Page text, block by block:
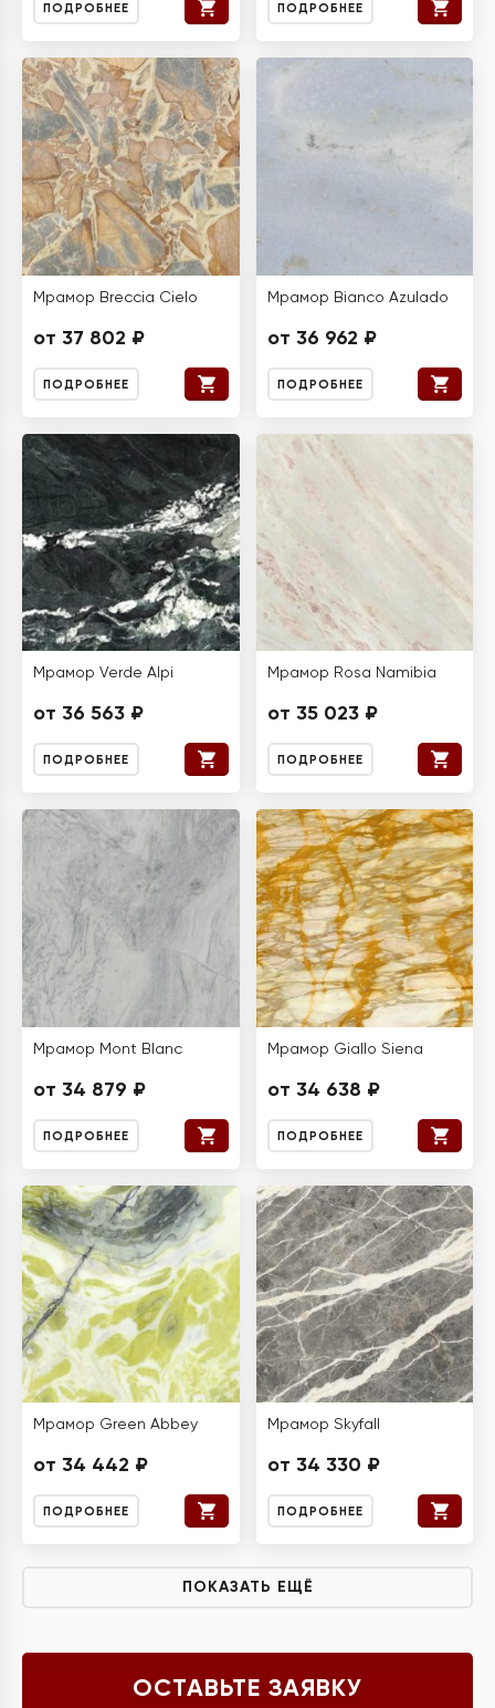
ПОДРОБНЕЕ ПОДРОБНЕЕ
Мрамор Breccia Cielo
от 37 802 ₽
ПОДРОБНЕЕ
Мрамор Bianco Azulado
от 36 962 ₽
ПОДРОБНЕЕ
Мрамор Verde Alpi
от 36 563 ₽
ПОДРОБНЕЕ
Мрамор Rosa Namibia
от 35 023 ₽
ПОДРОБНЕЕ
Мрамор Mont Blanc
от 34 879 ₽
ПОДРОБНЕЕ
Мрамор Giallo Siena
от 34 638 ₽
ПОДРОБНЕЕ
Мрамор Green Abbey
от 34 442 ₽
ПОДРОБНЕЕ
Мрамор Skyfall
от 34 330 ₽
ПОДРОБНЕЕ
ПОКАЗАТЬ ЕЩЁ
ОСТАВЬТЕ ЗАЯВКУ